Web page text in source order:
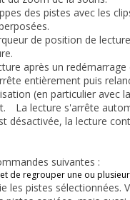
des pistes avec les
de position de
après un
entièrement puis
(en particulier avec
La lecture s'arrête
désactivée, la lecture
suivantes :
de regrouper une ou
les pistes sélectionnées.